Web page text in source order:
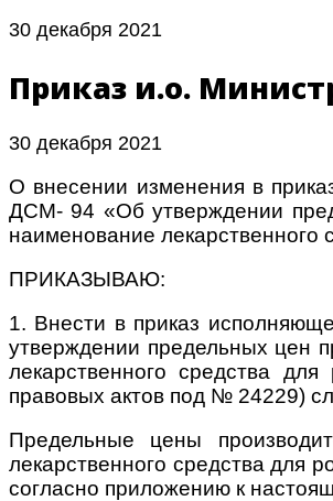
30 декабря 2021
Приказ и.о.
30 декабря 2021
О внесении изменения в
ДСМ- 94 «Об утверждении
наименование лекарственного
ПРИКАЗЫВАЮ:
1. Внести в приказ
утверждении предельных цен
лекарственного средства
правовых актов под № 24229)
Предельные цены
лекарственного средства для
согласно приложению к